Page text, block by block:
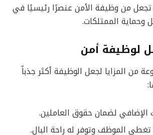
من وظيفة الأمن عنصرًا رئيسيًا في
وحماية الممتلكات.
لوظيفة أمن
من المزايا لجعل الوظيفة أكثر جذباً
الإضافي لضمان حقوق العاملين.
الموظف وتوفر له راحة البال.